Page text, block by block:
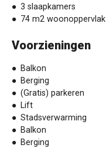
3 slaapkamers
74 m2 woonoppervlak
Voorzieningen
Balkon
Berging
(Gratis) parkeren
Lift
Stadsverwarming
Balkon
Berging